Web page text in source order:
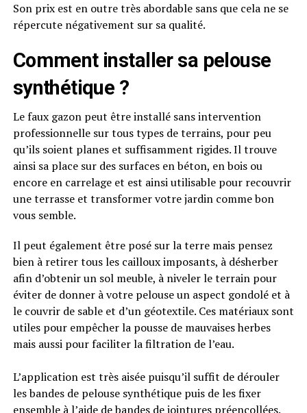
Son prix est en outre très abordable sans que cela ne se
répercute négativement sur sa qualité.
Comment installer sa pelouse
synthétique ?
Le faux gazon peut être installé sans intervention
professionnelle sur tous types de terrains, pour peu
qu’ils soient planes et suffisamment rigides. Il trouve
ainsi sa place sur des surfaces en béton, en bois ou
encore en carrelage et est ainsi utilisable pour recouvrir
une terrasse et transformer votre jardin comme bon
vous semble.
Il peut également être posé sur la terre mais pensez
bien à retirer tous les cailloux imposants, à désherber
afin d’obtenir un sol meuble, à niveler le terrain pour
éviter de donner à votre pelouse un aspect gondolé et à
le couvrir de sable et d’un géotextile. Ces matériaux sont
utiles pour empêcher la pousse de mauvaises herbes
mais aussi pour faciliter la filtration de l’eau.
L’application est très aisée puisqu’il suffit de dérouler
les bandes de pelouse synthétique puis de les fixer
ensemble à l’aide de bandes de jointures préencollées.